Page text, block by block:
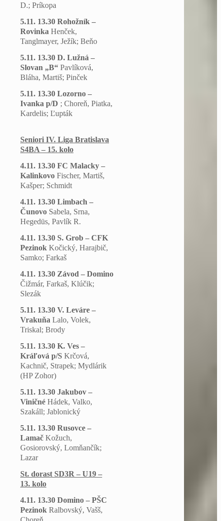
D.; Príkopa
5.11. 13.30 Rohožník –
Rovinka Henček,
Tanglmayer, Ježík; Beňo
5.11. 13.30 D. Lužná –
Slovan „B“ Pavlíková,
Bláha, Martiš; Pinček
5.11. 13.30 Lozorno –
Ivanka p/D ; Choreň, Piatka,
Kardelis; Ľupták
Seniori IV. Liga Bratislava
S4BA – 15. kolo
4.11. 13.30 FC Malacky –
Kalinkovo Fischer, Martiš,
Kašper; Schmidt
4.11. 13.30 Limbach –
Čunovo Sabela, Srna,
Hegedüs, Pavlík R.
4.11. 13.30 S. Grob – CFK
Pezinok Kočický, Harajbič,
Samko; Farkaš
4.11. 13.30 Závod – Domino
Čižmár, Farkaš, Klúčik;
Slezák
5.11. 13.30 V. Leváre –
Vrakuňa Lalo, Volek,
Triskal; Brody
5.11. 13.30 K. Ves –
Kráľová p/S Krčová,
Kachnič, Strapek; Mydlárik
(HP Zohor)
5.11. 13.30 Jakubov –
Viničné Hádek, Valko,
Szakáll; Jablonický
5.11. 13.30 Rusovce –
Lamač Kožuch,
Gosiorovský, Lomňančík;
Lazar
St. dorast SD3R – U19 –
13. kolo
4.11. 13.30 Domino – PŠC
Pezinok Ralbovský, Vašš,